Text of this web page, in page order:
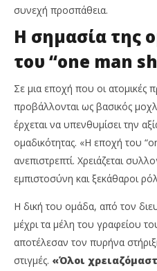
συνεχή προσπάθεια.
Η σημασία της
του “one man
Σε μια εποχή που οι ατομικές
προβάλλονται ως βασικός
έρχεται να υπενθυμίσει την
ομαδικότητας. «Η εποχή του
ανεπιστρεπτί. Χρειάζεται
εμπιστοσύνη και ξεκάθαροι
Η δική του ομάδα, από τον
μέχρι τα μέλη του γραφείου
αποτέλεσαν τον πυρήνα
στιγμές. «Όλοι